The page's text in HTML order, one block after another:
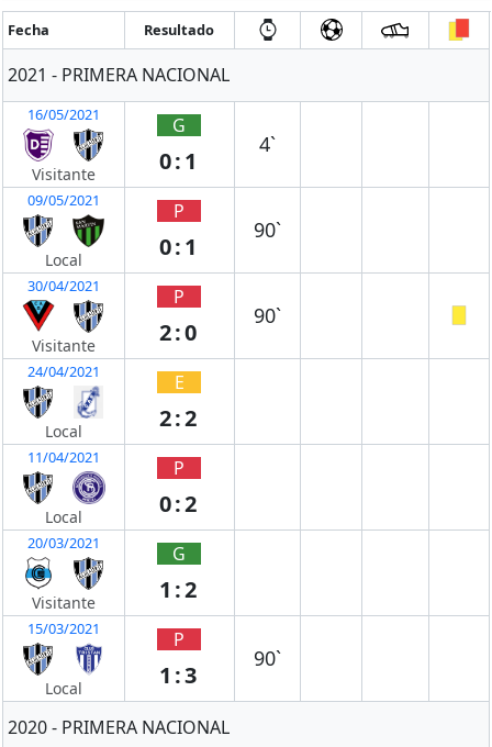
Fecha Resultado
2021 - PRIMERA NACIONAL
16/05/2021
Visitante
G
0:1
4`
09/05/2021
Local
P
0:1
90`
30/04/2021
Visitante
P
2:0
90`
24/04/2021
Local
E
2:2
11/04/2021
Local
P
0:2
20/03/2021
Visitante
G
1:2
15/03/2021
Local
P
1:3
90`
2020 - PRIMERA NACIONAL